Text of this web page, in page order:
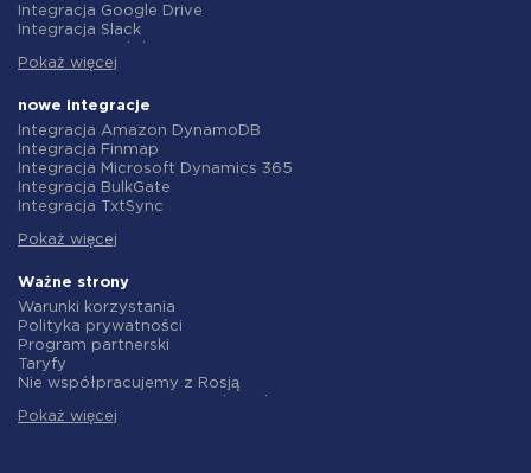
Integracja Google Drive
Integracja Slack
Integracja Gmail
Integracja ClickUp
Integracja Airtable
Integracja Google Contacts
Integracja OpenAI (ChatGPT)
Integracja Instagram
Integracja ActiveCampaign
Integracja Salesforce CRM
Integracja Notion
Integracja AWeber
Integracja Asana
Integracja ZOHO CRM
Integracja Webhooks
Integracja GetResponse
Integracja WooCommerce
Integracja Pipedrive
Pokaż więcej
nowe integracje
Integracja Amazon DynamoDB
Integracja Finmap
Integracja Microsoft Dynamics 365
Integracja BulkGate
Integracja TxtSync
Integracja Corezoid
Integracja Instasent
Integracja AtomPark
Integracja TXTImpact
Integracja Campaign Monitor
Integracja CM.com
Integracja D7 Networks
Integracja SMSGlobal
Pokaż więcej
Ważne strony
Warunki korzystania
Polityka prywatności
Program partnerski
Taryfy
Nie współpracujemy z Rosją
polityka zwrotów
Pokaż więcej